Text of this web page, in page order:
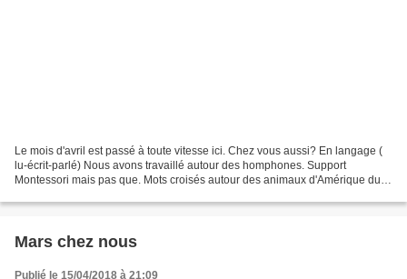
Le mois d'avril est passé à toute vitesse ici. Chez vous aussi? En langage (
lu-écrit-parlé) Nous avons travaillé autour des homphones. Support
Montessori mais pas que. Mots croisés autour des animaux d'Amérique du
Mars chez nous
Publié le 15/04/2018 à 21:09